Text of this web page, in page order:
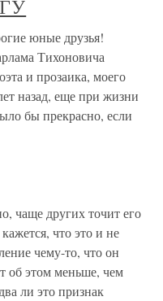
юные друзья!
Тихоновича
и прозаика, моего
назад, еще при жизни
бы прекрасно, если
чаще других точит его
что это и не
чему-то, что он
об этом меньше, чем
ли это признак